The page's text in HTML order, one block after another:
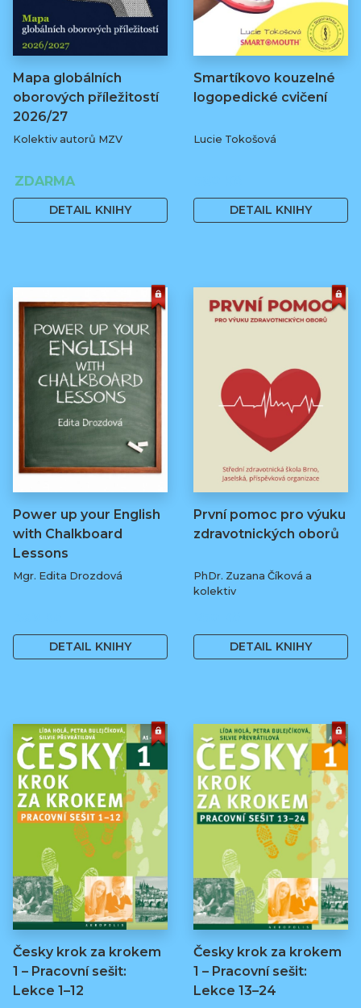
Mapa globálních
oborových příležitostí
2026/27
Kolektiv autorů MZV
ZDARMA
DETAIL KNIHY
Smartíkovo kouzelné
logopedické cvičení
Lucie Tokošová
DETAIL KNIHY
Power up your English
with Chalkboard
Lessons
Mgr. Edita Drozdová
DETAIL KNIHY
První pomoc pro výuku
zdravotnických oborů
PhDr. Zuzana Číková a
kolektiv
DETAIL KNIHY
Česky krok za krokem
1 – Pracovní sešit:
Lekce 1–12
Česky krok za krokem
1 – Pracovní sešit:
Lekce 13–24